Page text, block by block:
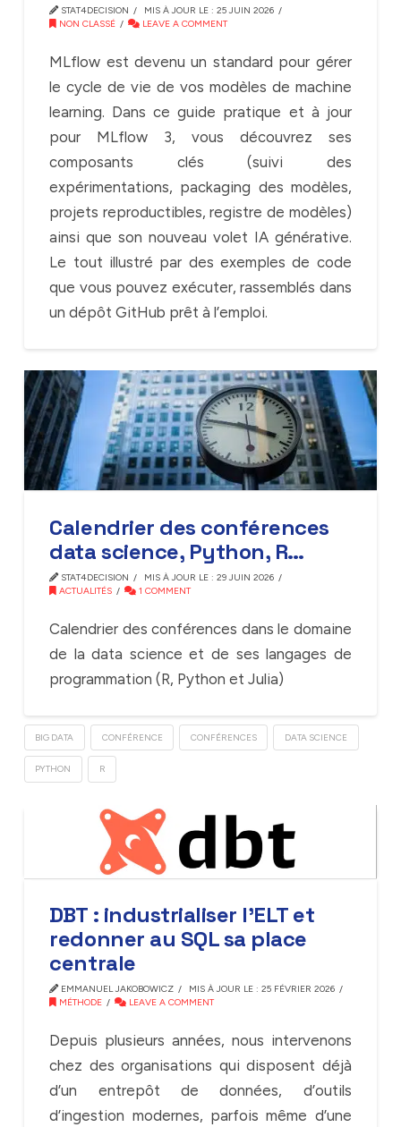
STAT4DECISION
MIS À JOUR LE : 25 JUIN 2026
NON CLASSÉ
LEAVE A COMMENT
MLflow est devenu un standard pour gérer
le cycle de vie de vos modèles de machine
learning. Dans ce guide pratique et à jour
pour MLflow 3, vous découvrez ses
composants clés (suivi des
expérimentations, packaging des modèles,
projets reproductibles, registre de modèles)
ainsi que son nouveau volet IA générative.
Le tout illustré par des exemples de code
que vous pouvez exécuter, rassemblés dans
un dépôt GitHub prêt à l’emploi.
Calendrier des conférences
data science, Python, R…
STAT4DECISION
MIS À JOUR LE : 29 JUIN 2026
ACTUALITÉS
1 COMMENT
Calendrier des conférences dans le domaine
de la data science et de ses langages de
programmation (R, Python et Julia)
BIG DATA CONFÉRENCE CONFÉRENCES DATA SCIENCE
PYTHON R
DBT : industrialiser l’ELT et
redonner au SQL sa place
centrale
EMMANUEL JAKOBOWICZ
MIS À JOUR LE : 25 FÉVRIER 2026
MÉTHODE
LEAVE A COMMENT
Depuis plusieurs années, nous intervenons
chez des organisations qui disposent déjà
d’un entrepôt de données, d’outils
d’ingestion modernes, parfois même d’une